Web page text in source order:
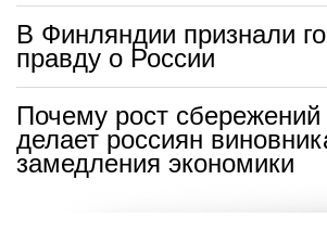
В Финляндии признали
правду о России
Почему рост сбережений
делает россиян
замедления экономики